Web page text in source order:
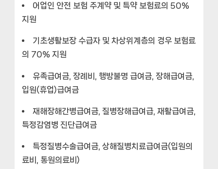
어업인 안전 보험 주계약 및 특약 보험료의 50%
지원
기초생활보장 수급자 및 차상위계층의 경우 보험료
의 70% 지원
유족급여금, 장례비, 행방불명 급여금, 장해급여금,
입원(휴업)급여금
재해장해간병급여금, 질병장해급여급, 재활급여금,
특정감염병 진단급여금
특정질병수술급여금, 상해질병치료급여금(입원의
료비, 통원의료비)